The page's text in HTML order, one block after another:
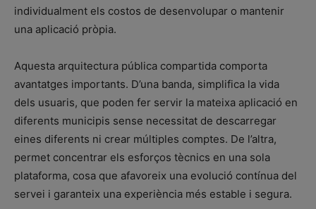
individualment els costos de desenvolupar o mantenir
una aplicació pròpia.
Aquesta arquitectura pública compartida comporta
avantatges importants. D’una banda, simplifica la vida
dels usuaris, que poden fer servir la mateixa aplicació en
diferents municipis sense necessitat de descarregar
eines diferents ni crear múltiples comptes. De l’altra,
permet concentrar els esforços tècnics en una sola
plataforma, cosa que afavoreix una evolució contínua del
servei i garanteix una experiència més estable i segura.